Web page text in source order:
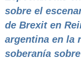
sobre el
de Brexit en
argentina en la
soberanía